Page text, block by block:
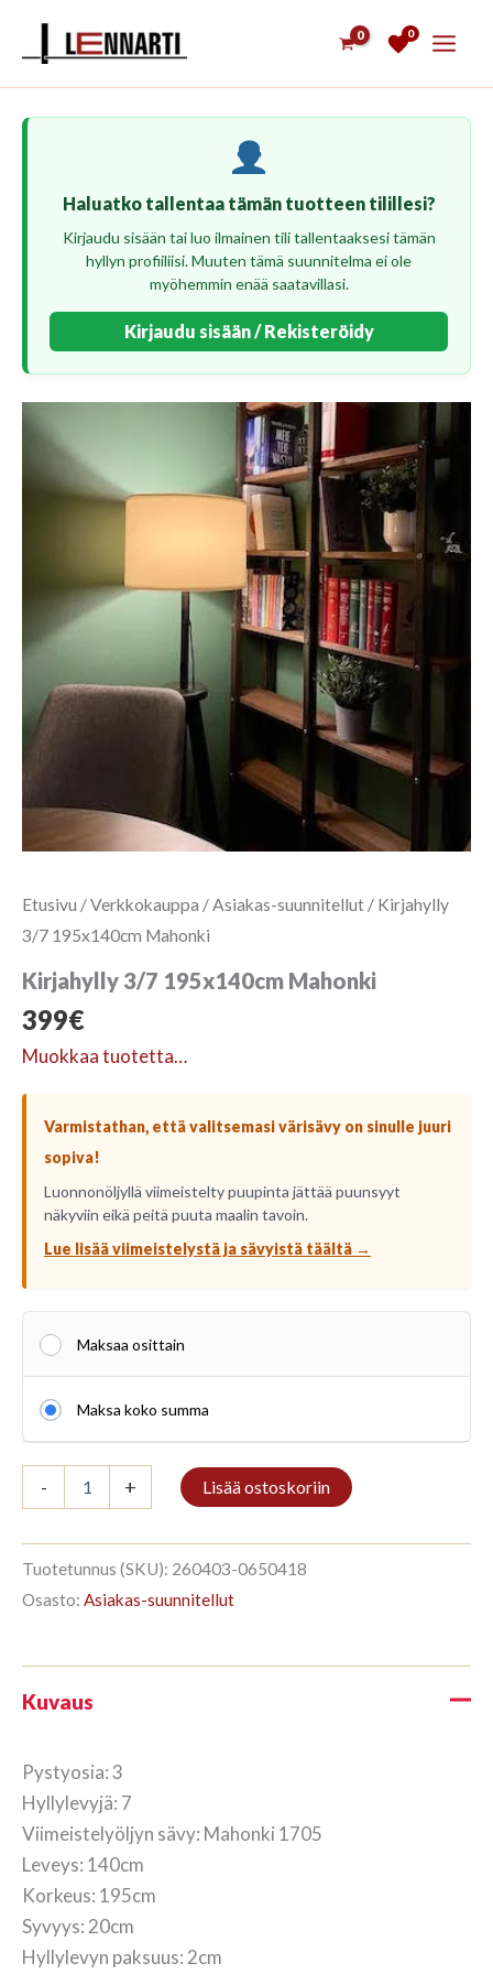
0
Haluatko tallentaa tämän tuotteen tilillesi?
Kirjaudu sisään tai luo ilmainen tili tallentaaksesi tämän
hyllyn profiiliisi. Muuten tämä suunnitelma ei ole
myöhemmin enää saatavillasi.
Kirjaudu sisään / Rekisteröidy
Etusivu /Verkkokauppa / Asiakas-suunnitellut / Kirjahylly
3/7 195x140cm Mahonki
Kirjahylly 3/7 195x140cm Mahonki
399€
Muokkaa tuotetta…
Varmistathan, että valitsemasi värisävy on sinulle juuri
sopiva!
Luonnonöljyllä viimeistelty puupinta jättää puunsyyt
näkyviin eikä peitä puuta maalin tavoin.
Lue lisää viimeistelystä ja sävyistä täältä →
Maksaa osittain
Maksa koko summa
-
3/7
Mahonki
määrä
+ Lisää ostoskoriin
Tuotetunnus (SKU): 260403-0650418
Osasto: Asiakas-suunnitellut
Kuvaus
Pystyosia: 3
Hyllylevyjä: 7
Viimeistelyöljyn sävy: Mahonki 1705
Leveys: 140cm
Korkeus: 195cm
Syvyys: 20cm
Hyllylevyn paksuus: 2cm